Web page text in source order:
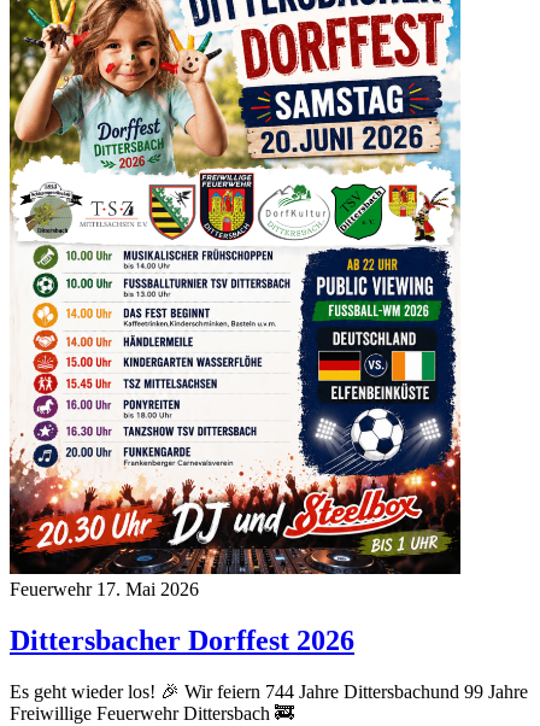
Feuerwehr 17. Mai 2026
Dittersbacher Dorffest 2026
Es geht wieder los! 🎉 Wir feiern 744 Jahre Dittersbachund 99 Jahre
Freiwillige Feuerwehr Dittersbach 🚒